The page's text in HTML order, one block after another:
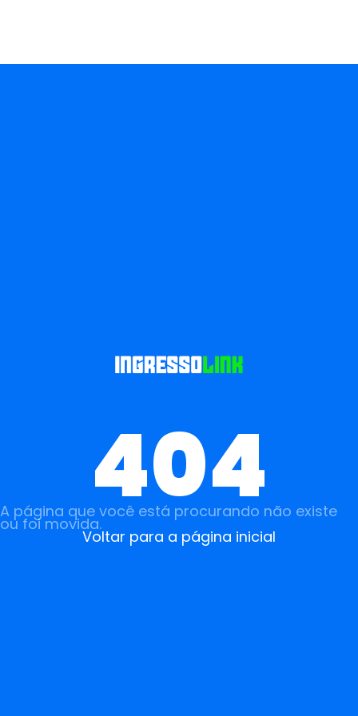
404
A página que você está procurando não existe
ou foi movida.
Voltar para a página inicial